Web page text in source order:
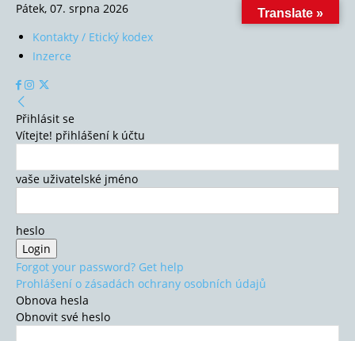
Pátek, 07. srpna 2026
Kontakty / Etický kodex
Inzerce
Přihlásit se
Vítejte! přihlášení k účtu
vaše uživatelské jméno
heslo
Forgot your password? Get help
Prohlášení o zásadách ochrany osobních údajů
Obnova hesla
Obnovit své heslo
Translate »